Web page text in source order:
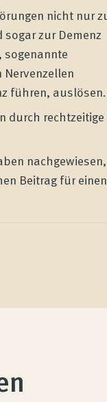
nicht nur
zur Demenz
sogenannte
führen, auslösen.
durch rechtzeitige
nachgewiesen,
Beitrag für einen